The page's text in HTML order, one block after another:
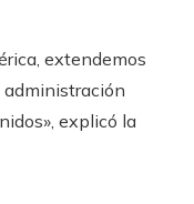
extendemos
administración
explicó la